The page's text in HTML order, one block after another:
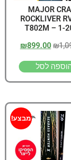
MAJOR
ROCKLIVER
T802M – 1-
₪
₪899.00
לסל
מבצע!